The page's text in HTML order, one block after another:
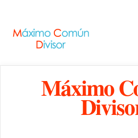
Máximo